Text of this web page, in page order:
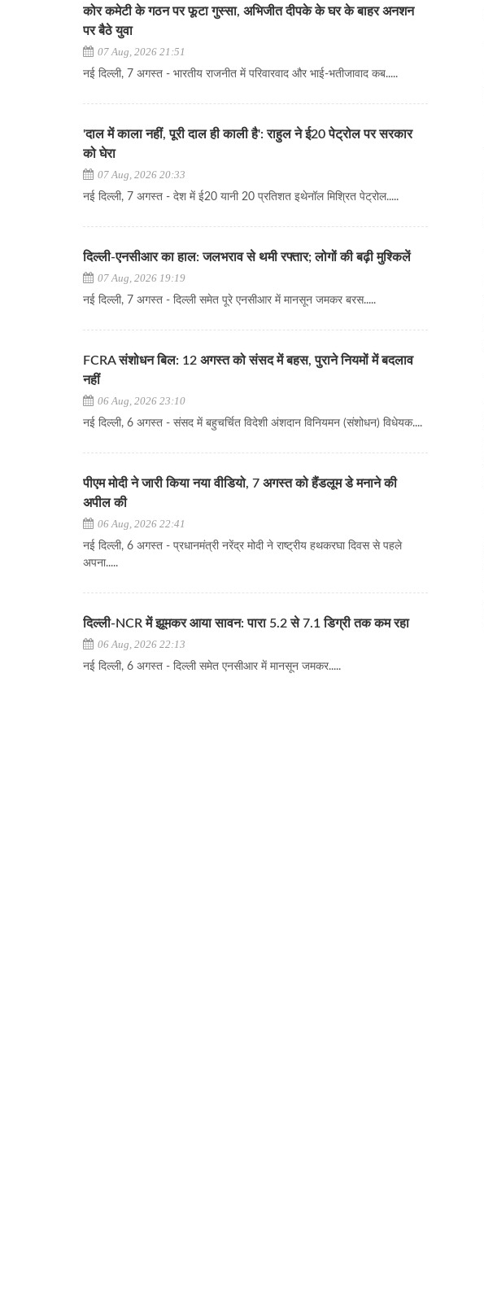
कोर कमेटी के गठन पर फूटा गुस्सा, अभिजीत दीपके के घर के बाहर अनशन
पर बैठे युवा
07 Aug, 2026 21:51
नई दिल्ली, 7 अगस्त - भारतीय राजनीत में परिवारवाद और भाई-भतीजावाद कब.....
'दाल में काला नहीं, पूरी दाल ही काली है': राहुल ने ई20 पेट्रोल पर सरकार
को घेरा
07 Aug, 2026 20:33
नई दिल्ली, 7 अगस्त - देश में ई20 यानी 20 प्रतिशत इथेनॉल मिश्रित पेट्रोल.....
दिल्ली-एनसीआर का हाल: जलभराव से थमी रफ्तार; लोगों की बढ़ी मुश्किलें
07 Aug, 2026 19:19
नई दिल्ली, 7 अगस्त - दिल्ली समेत पूरे एनसीआर में मानसून जमकर बरस.....
FCRA संशोधन बिल: 12 अगस्त को संसद में बहस, पुराने नियमों में बदलाव
नहीं
06 Aug, 2026 23:10
नई दिल्ली, 6 अगस्त - संसद में बहुचर्चित विदेशी अंशदान विनियमन (संशोधन) विधेयक....
पीएम मोदी ने जारी किया नया वीडियो, 7 अगस्त को हैंडलूम डे मनाने की
अपील की
06 Aug, 2026 22:41
नई दिल्ली, 6 अगस्त - प्रधानमंत्री नरेंद्र मोदी ने राष्ट्रीय हथकरघा दिवस से पहले
अपना.....
दिल्ली-NCR में झूमकर आया सावन: पारा 5.2 से 7.1 डिग्री तक कम रहा
06 Aug, 2026 22:13
नई दिल्ली, 6 अगस्त - दिल्ली समेत एनसीआर में मानसून जमकर.....